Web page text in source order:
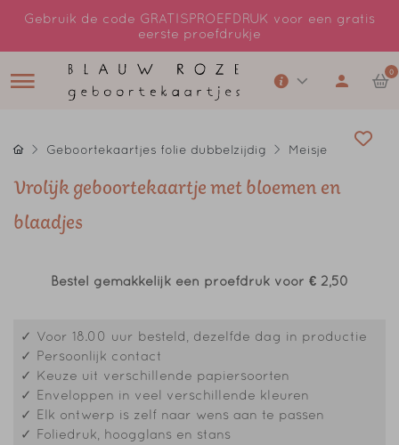
Gebruik de code GRATISPROEFDRUK voor een gratis
eerste proefdrukje
0
Geboortekaartjes folie dubbelzijdig Meisje
Vrolijk geboortekaartje met bloemen en
blaadjes
Bestel gemakkelijk een proefdruk voor € 2,50
✓ Voor 18.00 uur besteld, dezelfde dag in productie
✓ Persoonlijk contact
✓ Keuze uit verschillende papiersoorten
✓ Enveloppen in veel verschillende kleuren
✓ Elk ontwerp is zelf naar wens aan te passen
✓ Foliedruk, hoogglans en stans